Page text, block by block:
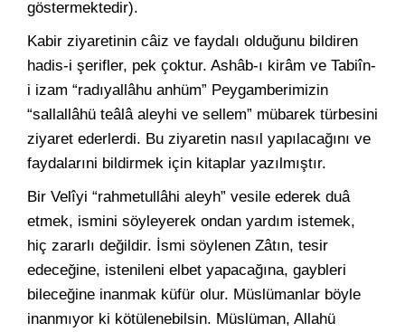
göstermektedir).
Kabir ziyaretinin câiz ve faydalı olduğunu bildiren
hadis-i şerifler, pek çoktur. Ashâb-ı kirâm ve Tabiîn-
i izam “radıyallâhu anhüm” Peygamberimizin
“sallallâhü teâlâ aleyhi ve sellem” mübarek türbesini
ziyaret ederlerdi. Bu ziyaretin nasıl yapılacağını ve
faydalarıni bildirmek için kitaplar yazılmıştır.
Bir Velîyi “rahmetullâhi aleyh” vesile ederek duâ
etmek, ismini söyleyerek ondan yardım istemek,
hiç zararlı değildir. İsmi söylenen Zâtın, tesir
edeceğine, istenileni elbet yapacağına, gaybleri
bileceğine inanmak küfür olur. Müslümanlar böyle
inanmıyor ki kötülenebilsin. Müslüman, Allahü